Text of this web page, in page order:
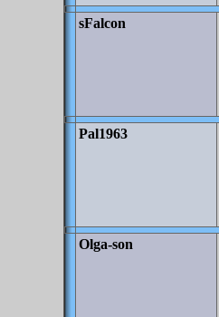
sFalcon
Pal1963
Olga-son